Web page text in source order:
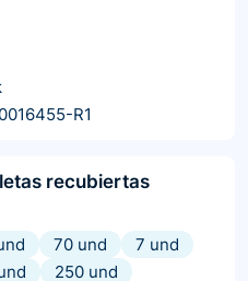
R1
recubiertas
70 und
7 und
250 und